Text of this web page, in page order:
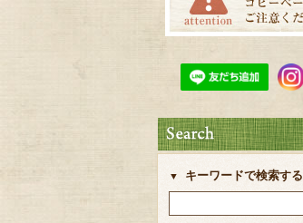
キーワードで検索する